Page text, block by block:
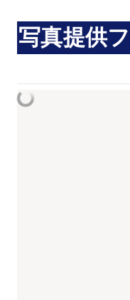
写真提供